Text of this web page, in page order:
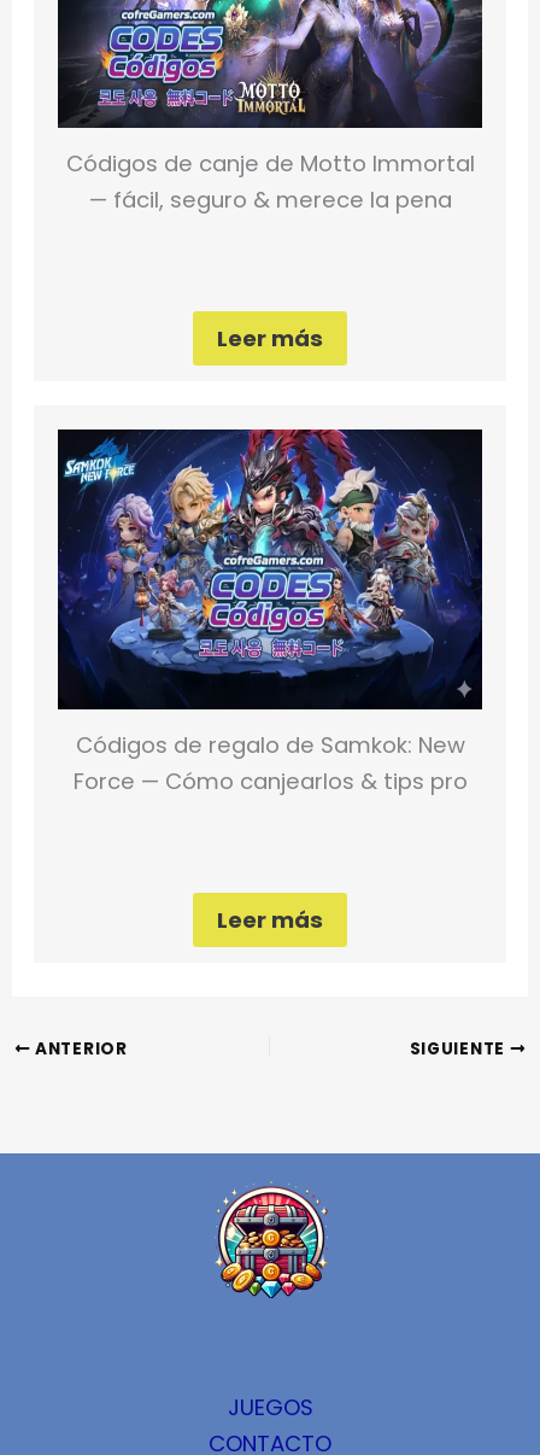
Códigos de canje de Motto Immortal
— fácil, seguro & merece la pena
Leer más
Códigos de regalo de Samkok: New
Force — Cómo canjearlos & tips pro
Leer más
ANTERIOR SIGUIENTE
JUEGOS
CONTACTO